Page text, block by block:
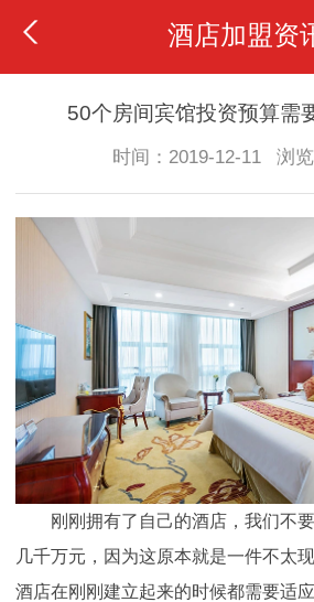
酒店加盟资
50个房间宾馆投资预算需
时间：2019-12-11 浏
刚刚拥有了自己的酒店，我们不
几千万元，因为这原本就是一件不太
酒店在刚刚建立起来的时候都需要适